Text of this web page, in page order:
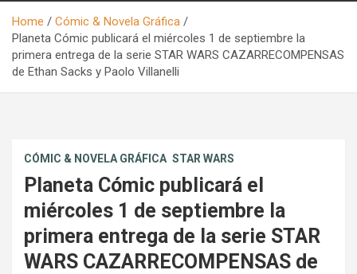
Home
Cómic & Novela Gráfica
Planeta Cómic publicará el miércoles 1 de septiembre la
primera entrega de la serie STAR WARS CAZARRECOMPENSAS
de Ethan Sacks y Paolo Villanelli
CÓMIC & NOVELA GRÁFICA STAR WARS
Planeta Cómic publicará el
miércoles 1 de septiembre la
primera entrega de la serie STAR
WARS CAZARRECOMPENSAS de